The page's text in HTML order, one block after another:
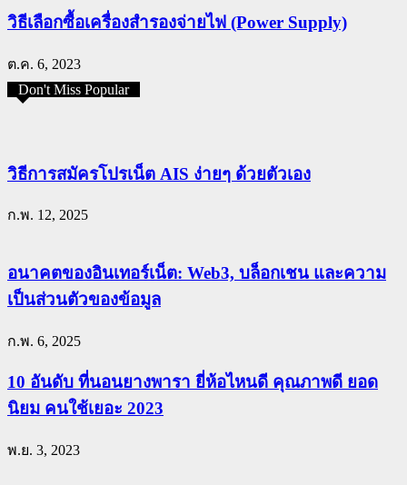
วิธีเลือกซื้อเครื่องสำรองจ่ายไฟ (Power Supply)
ต.ค. 6, 2023
Don't Miss Popular
วิธีการสมัครโปรเน็ต AIS ง่ายๆ ด้วยตัวเอง
ก.พ. 12, 2025
อนาคตของอินเทอร์เน็ต: Web3, บล็อกเชน และความ
เป็นส่วนตัวของข้อมูล
ก.พ. 6, 2025
10 อันดับ ที่นอนยางพารา ยี่ห้อไหนดี คุณภาพดี ยอด
นิยม คนใช้เยอะ 2023
พ.ย. 3, 2023